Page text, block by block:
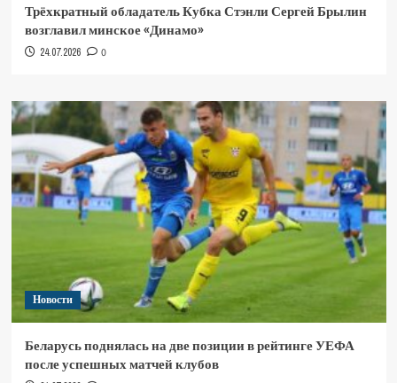
Трёхкратный обладатель Кубка Стэнли Сергей Брылин
возглавил минское «Динамо»
24.07.2026 0
Новости
Беларусь поднялась на две позиции в рейтинге УЕФА
после успешных матчей клубов